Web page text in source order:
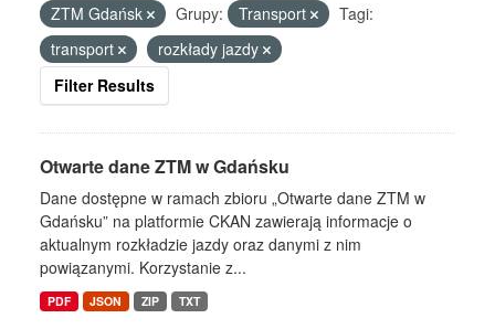
ZTM Gdańsk
Grupy: Transport
Tagi:
transport
rozkłady jazdy
Filter Results
Otwarte dane ZTM w Gdańsku
Dane dostępne w ramach zbioru „Otwarte dane ZTM w
Gdańsku” na platformie CKAN zawierają informacje o
aktualnym rozkładzie jazdy oraz danymi z nim
powiązanymi. Korzystanie z...
PDF JSON ZIP TXT